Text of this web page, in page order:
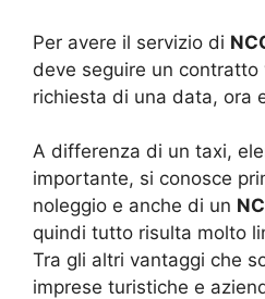
Per avere il servizio di
deve seguire un contratto
richiesta di una data, ora
A differenza di un taxi,
importante, si conosce
noleggio e anche di un
quindi tutto risulta molto
Tra gli altri vantaggi che
imprese turistiche e